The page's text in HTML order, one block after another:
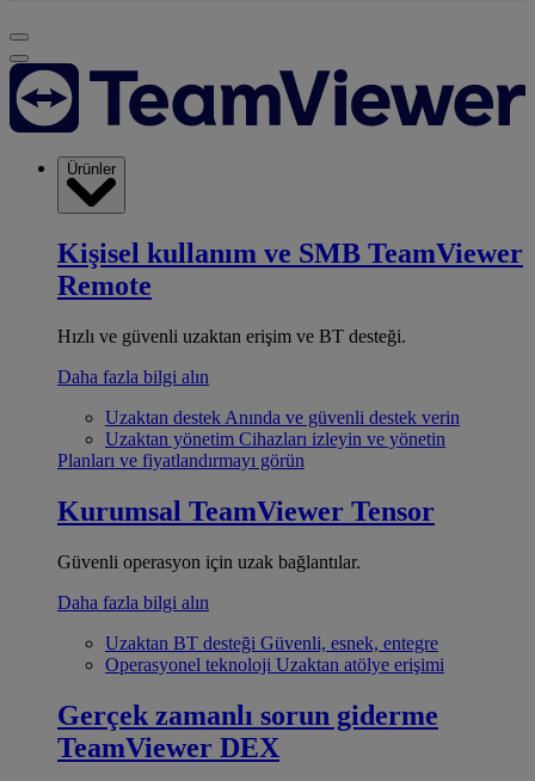
Ürünler
Kişisel kullanım ve SMB TeamViewer
Remote
Hızlı ve güvenli uzaktan erişim ve BT desteği.
Daha fazla bilgi alın
Uzaktan destek Anında ve güvenli destek verin
Uzaktan yönetim Cihazları izleyin ve yönetin
Planları ve fiyatlandırmayı görün
Kurumsal TeamViewer Tensor
Güvenli operasyon için uzak bağlantılar.
Daha fazla bilgi alın
Uzaktan BT desteği Güvenli, esnek, entegre
Operasyonel teknoloji Uzaktan atölye erişimi
Gerçek zamanlı sorun giderme
TeamViewer DEX